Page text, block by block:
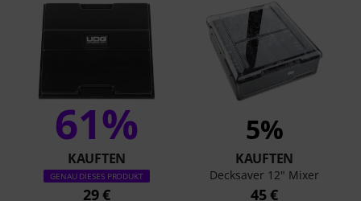
61%
KAUFTEN
GENAU DIESES PRODUKT
29 €
5%
KAUFTEN
Decksaver 12" Mixer
45 €